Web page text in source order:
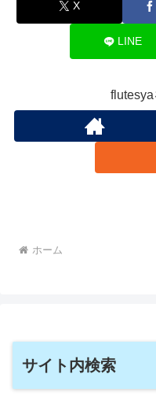
X
LINE
ホーム
サイト内検索